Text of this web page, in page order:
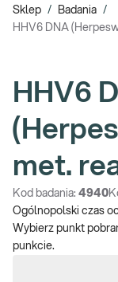
Sklep / Badania /
HHV6 DNA
HHV6
met.
Kod badania: 4940
Ogólnopolski czas
Wybierz punkt
punkcie.